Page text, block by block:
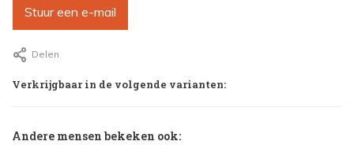
Stuur een e-mail
Delen
Verkrijgbaar in de volgende varianten:
Andere mensen bekeken ook: